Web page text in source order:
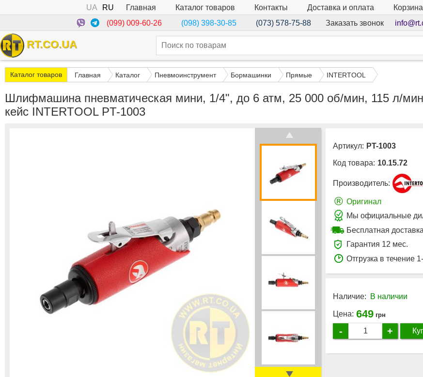
UA RU Главная Каталог товаров Контакты Доставка и оплата Корзина
(099) 009-60-26
(098) 398-30-85 (073) 578-75-88 Заказать звонок
RT.CO.UA
Каталог товаров Главная Каталог Пневмоинструмент Бормашинки Прямые INTERTOOL
Шлифмашина пневматическая мини, 1/4", до 6 атм, 25 000 об/мин, 115 л/
кейс INTERTOOL PT-1003
Артикул: PT-1003
Код товара: 10.15.72
Производитель:
® Оригинал
Мы официальные
Бесплатная
Гарантия 12 мес.
Отгрузка в течение
Наличие: В наличии
Цена: 649 грн
- +